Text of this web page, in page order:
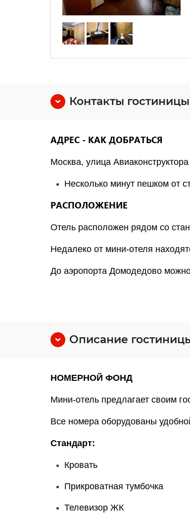
Контакты
АДРЕС - КАК ДОБРАТЬСЯ
Москва, улица
Несколько минут пешком от
РАСПОЛОЖЕНИЕ
Отель расположен рядом со
Недалеко от мини-отеля
До аэропорта Домодедово
Описание
НОМЕРНОЙ ФОНД
Мини-отель предлагает своим
Все номера оборудованы
Стандарт:
Кровать
Прикроватная тумбочка
Телевизор ЖК